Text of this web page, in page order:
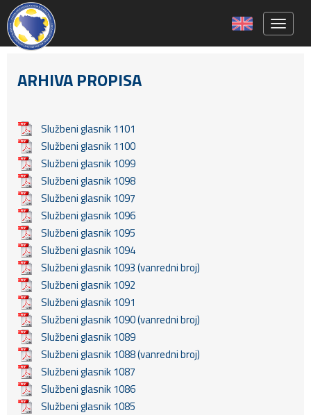
ARHIVA PROPISA
Službeni glasnik 1101
Službeni glasnik 1100
Službeni glasnik 1099
Službeni glasnik 1098
Službeni glasnik 1097
Službeni glasnik 1096
Službeni glasnik 1095
Službeni glasnik 1094
Službeni glasnik 1093 (vanredni broj)
Službeni glasnik 1092
Službeni glasnik 1091
Službeni glasnik 1090 (vanredni broj)
Službeni glasnik 1089
Službeni glasnik 1088 (vanredni broj)
Službeni glasnik 1087
Službeni glasnik 1086
Službeni glasnik 1085